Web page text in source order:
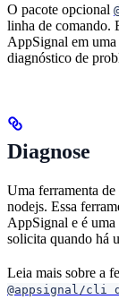
O pacote opcional
linha de comando.
AppSignal em
diagnóstico de
Diagnose
Uma ferramenta
nodejs. Essa
AppSignal e é uma
solicita quando há
Leia mais sobre a
@appsignal/cli